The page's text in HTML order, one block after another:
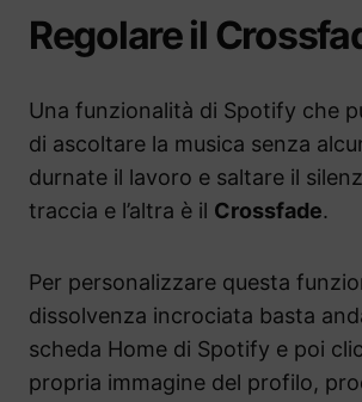
Regolare il
Una funzionalità di Spotify che
di ascoltare la musica senza
durnate il lavoro e saltare il
traccia e l’altra è il Crossfade.
Per personalizzare questa
dissolvenza incrociata basta
scheda Home di Spotify e poi
propria immagine del profilo,